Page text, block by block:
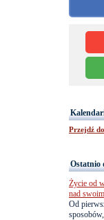
Przejdź
Ostatnio
Życie od
nad
Od
sposobów,